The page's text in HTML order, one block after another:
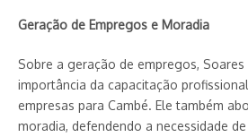
Geração de Empregos e Moradia
Sobre a geração de empregos,
importância da capacitação
empresas para Cambé. Ele também
moradia, defendendo a necessidade